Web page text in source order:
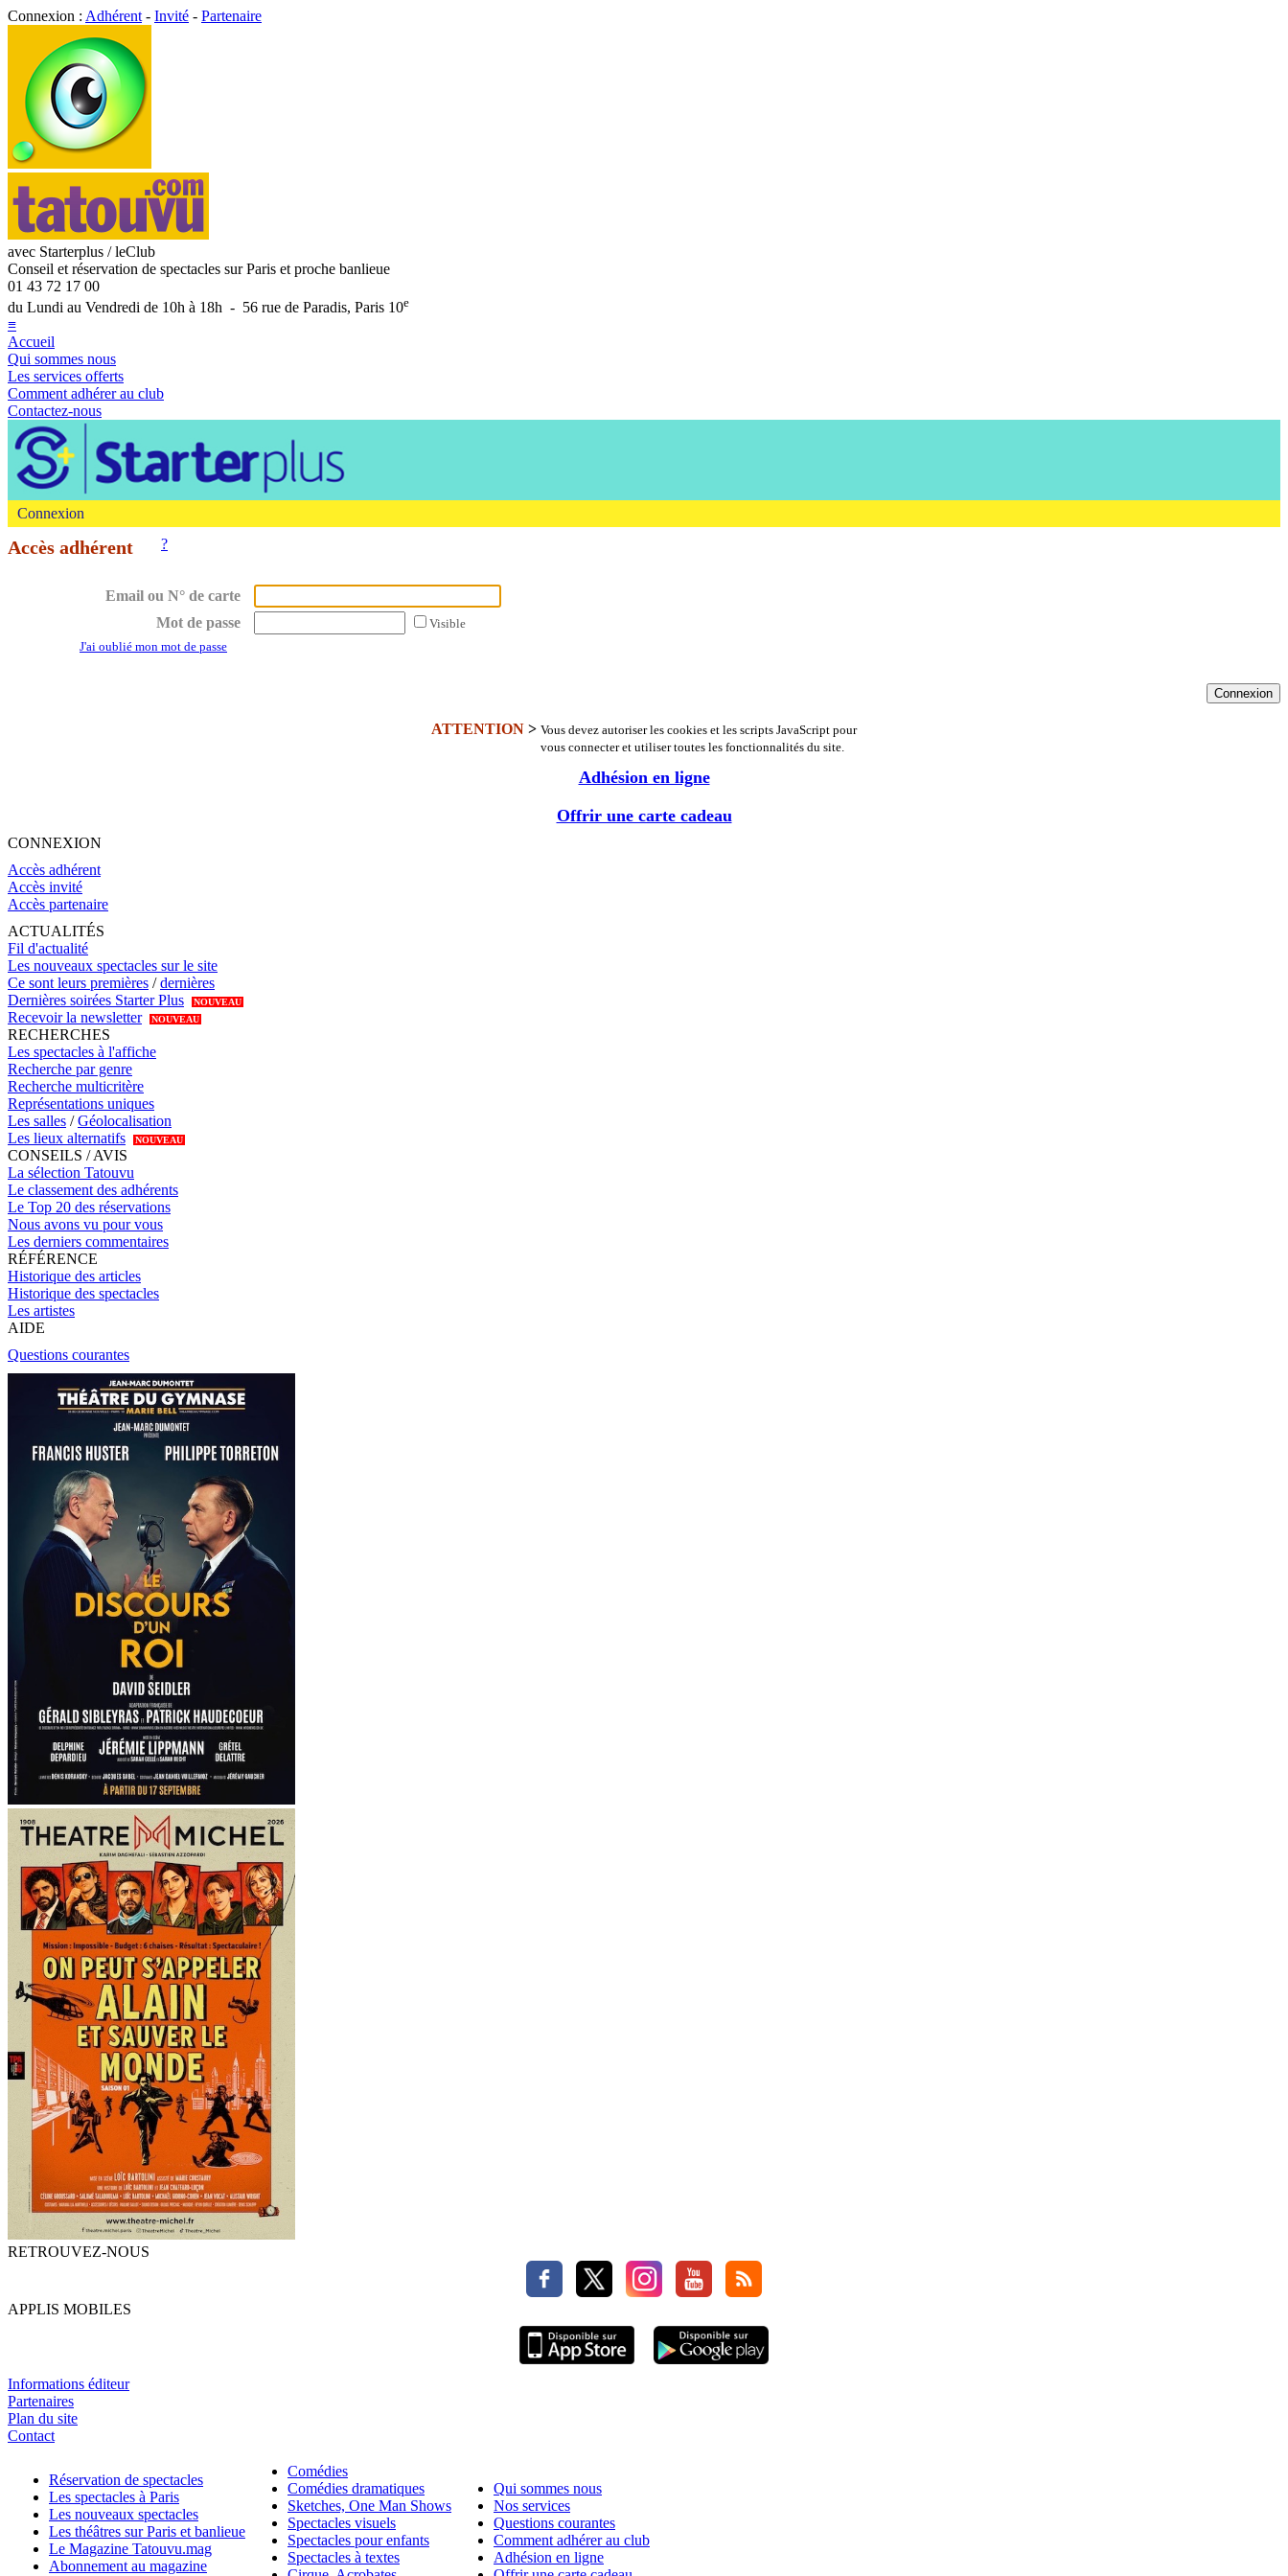
Connexion : Adhérent - Invité - Partenaire
avec Starterplus / leClub
Conseil et réservation de spectacles sur Paris et proche banlieue
01 43 72 17 00
du Lundi au Vendredi de 10h à 18h - 56 rue de Paradis, Paris 10e
≡
Accueil
Qui sommes nous
Les services offerts
Comment adhérer au club
Contactez-nous
Connexion
Accès adhérent ?
Email ou N° de carte
Mot de passe
Visible
J'ai oublié mon mot de passe
ATTENTION > Vous devez autoriser les cookies et les scripts JavaScript pour
vous connecter et utiliser toutes les fonctionnalités du site.
Adhésion en ligne
Offrir une carte cadeau
CONNEXION
Accès adhérent
Accès invité
Accès partenaire
ACTUALITÉS
Fil d'actualité
Les nouveaux spectacles sur le site
Ce sont leurs premières /dernières
Dernières soirées Starter Plus
NOUVEAU
Recevoir la newsletter NOUVEAU
RECHERCHES
Les spectacles à l'affiche
Recherche par genre
Recherche multicritère
Représentations uniques
Les salles /Géolocalisation
Les lieux alternatifs
NOUVEAU
CONSEILS / AVIS
La sélection Tatouvu
Le classement des adhérents
Le Top 20 des réservations
Nous avons vu pour vous
Les derniers commentaires
RÉFÉRENCE
Historique des articles
Historique des spectacles
Les artistes
AIDE
Questions courantes
RETROUVEZ-NOUS
APPLIS MOBILES
Informations éditeur
Partenaires
Plan du site
Contact
Réservation de spectacles
Les spectacles à Paris
Les nouveaux spectacles
Les théâtres sur Paris et banlieue
Le Magazine Tatouvu.mag
Abonnement au magazine
Comédies
Comédies dramatiques
Sketches, One Man Shows
Spectacles visuels
Spectacles pour enfants
Spectacles à textes
Qui sommes nous
Nos services
Questions courantes
Comment adhérer au club
Adhésion en ligne